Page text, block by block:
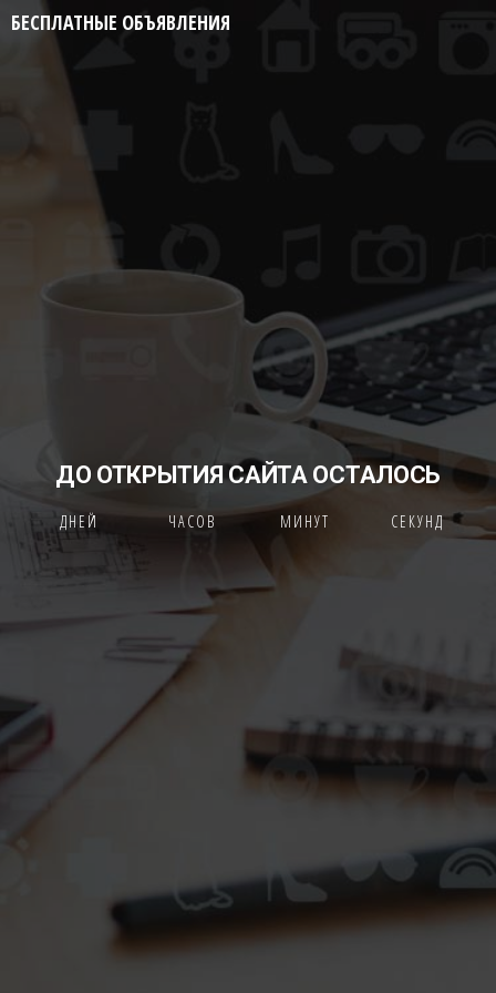
БЕСПЛАТНЫЕ ОБЪЯВЛЕНИЯ
ДО ОТКРЫТИЯ САЙТА ОСТАЛОСЬ
ДНЕЙ ЧАСОВ МИНУТ СЕКУНД